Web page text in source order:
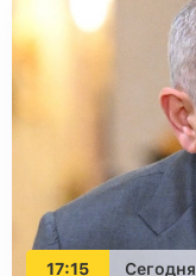
17:15 Сегодня